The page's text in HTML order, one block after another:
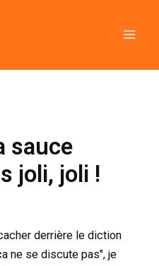
sauce
joli, joli !
derrière le diction
ne se discute pas", je